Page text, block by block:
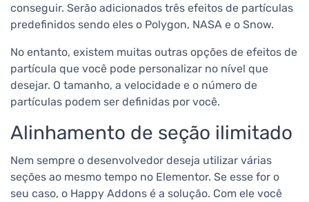
conseguir. Serão adicionados três efeitos de partículas
predefinidos sendo eles o Polygon, NASA e o Snow.
No entanto, existem muitas outras opções de efeitos de
partícula que você pode personalizar no nível que
desejar. O tamanho, a velocidade e o número de
partículas podem ser definidas por você.
Alinhamento de seção ilimitado
Nem sempre o desenvolvedor deseja utilizar várias
seções ao mesmo tempo no Elementor. Se esse for o
seu caso, o Happy Addons é a solução. Com ele você